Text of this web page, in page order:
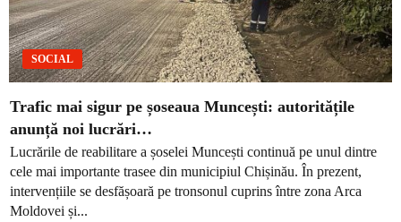
SOCIAL
Trafic mai sigur pe șoseaua Muncești: autoritățile
anunță noi lucrări…
Lucrările de reabilitare a șoselei Muncești continuă pe unul dintre
cele mai importante trasee din municipiul Chișinău. În prezent,
intervențiile se desfășoară pe tronsonul cuprins între zona Arca
Moldovei și...